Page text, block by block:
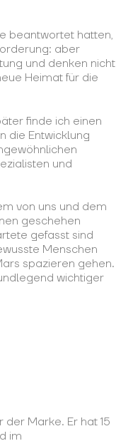
beantwortet hatten,
aber
und denken nicht
Heimat für die
finde ich einen
die Entwicklung
und
von uns und dem
geschehen
gefasst sind
Menschen
spazieren gehen.
wichtiger
Marke. Er hat 15
im